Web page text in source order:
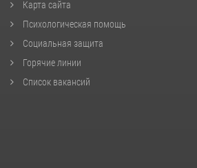
Карта сайта
Психологическая помощь
Социальная защита
Горячие линии
Список вакансий